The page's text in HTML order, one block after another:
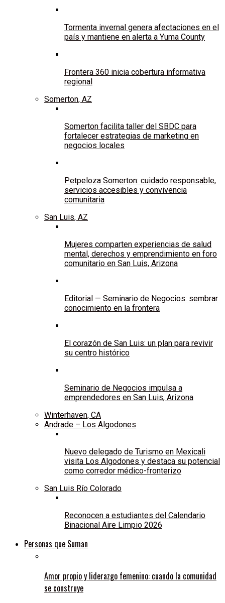
Tormenta invernal genera afectaciones en el
país y mantiene en alerta a Yuma County
Frontera 360 inicia cobertura informativa
regional
Somerton, AZ
Somerton facilita taller del SBDC para
fortalecer estrategias de marketing en
negocios locales
Petpeloza Somerton: cuidado responsable,
servicios accesibles y convivencia
comunitaria
San Luis, AZ
Mujeres comparten experiencias de salud
mental, derechos y emprendimiento en foro
comunitario en San Luis, Arizona
Editorial — Seminario de Negocios: sembrar
conocimiento en la frontera
El corazón de San Luis: un plan para revivir
su centro histórico
Seminario de Negocios impulsa a
emprendedores en San Luis, Arizona
Winterhaven, CA
Andrade – Los Algodones
Nuevo delegado de Turismo en Mexicali
visita Los Algodones y destaca su potencial
como corredor médico-fronterizo
San Luis Río Colorado
Reconocen a estudiantes del Calendario
Binacional Aire Limpio 2026
Personas que Suman
Amor propio y liderazgo femenino: cuando la comunidad
se construye